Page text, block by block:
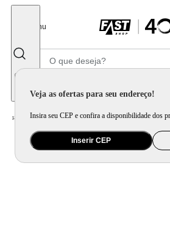
Menu
Veja as ofertas para seu endereço!
Insira seu CEP e confira a disponibilidade dos
Inserir CEP
Home Utilidade Doméstica Cozinha / Utensílio de Preparo